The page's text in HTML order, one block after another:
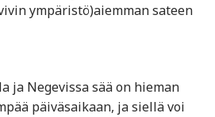
ympäristö)aiemman sateen
ja Negevissa sää on hieman
päiväsaikaan, ja siellä voi